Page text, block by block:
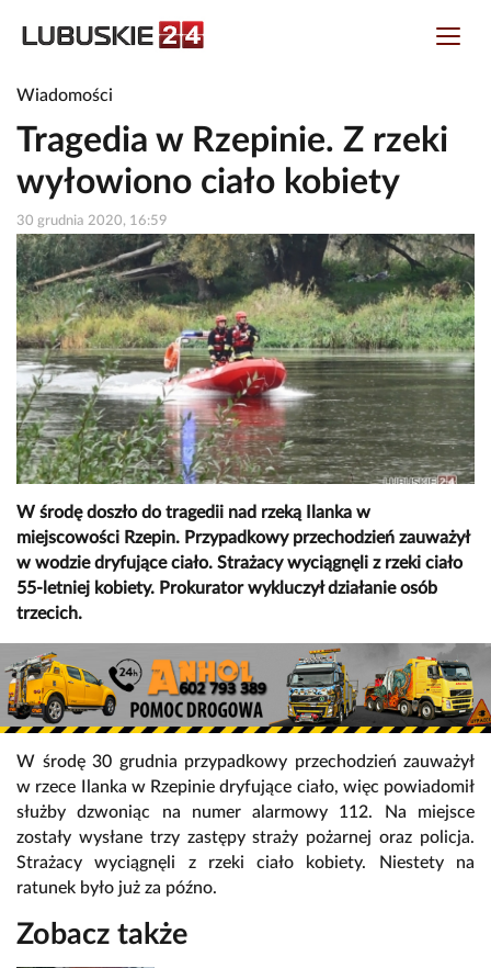
Wiadomości
Tragedia w Rzepinie. Z rzeki
wyłowiono ciało kobiety
30 grudnia 2020, 16:59
W środę doszło do tragedii nad rzeką Ilanka w
miejscowości Rzepin. Przypadkowy przechodzień zauważył
w wodzie dryfujące ciało. Strażacy wyciągnęli z rzeki ciało
55-letniej kobiety. Prokurator wykluczył działanie osób
trzecich.
W środę 30 grudnia przypadkowy przechodzień zauważył
w rzece Ilanka w Rzepinie dryfujące ciało, więc powiadomił
służby dzwoniąc na numer alarmowy 112. Na miejsce
zostały wysłane trzy zastępy straży pożarnej oraz policja.
Strażacy wyciągnęli z rzeki ciało kobiety. Niestety na
ratunek było już za późno.
Zobacz także